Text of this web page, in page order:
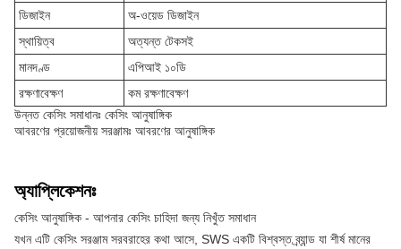
ডিজাইন
অ-ওয়েড ডিজাইন
স্থায়িত্ব
অত্যন্ত টেকসই
মানদণ্ড
এপিআই ১০ডি
রক্ষণাবেক্ষণ
কম রক্ষণাবেক্ষণ
উন্নত কেসিং সমাধানঃ কেসিং আনুষাঙ্গিক
আবরণের প্রয়োজনীয় সরঞ্জামঃ আবরণের আনুষাঙ্গিক
অ্যাপ্লিকেশনঃ
কেসিং আনুষাঙ্গিক - আপনার কেসিং চাহিদা জন্য নিখুঁত সমাধান
যখন এটি কেসিং সরঞ্জাম সরবরাহের কথা আসে, SWS একটি বিশ্বস্ত ব্র্যান্ড যা শীর্ষ মানের